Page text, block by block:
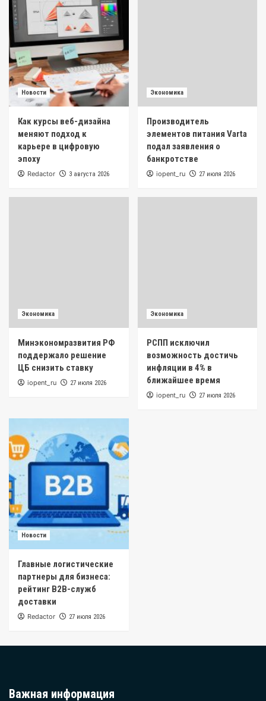
Новости
Как курсы веб-дизайна
меняют подход к
карьере в цифровую
эпоху
Redactor 3 августа 2026
Экономика
Производитель
элементов питания Varta
подал заявления о
банкротстве
iopent_ru 27 июля 2026
Экономика
Минэкономразвития РФ
поддержало решение
ЦБ снизить ставку
iopent_ru 27 июля 2026
Экономика
РСПП исключил
возможность достичь
инфляции в 4% в
ближайшее время
iopent_ru 27 июля 2026
Новости
Главные логистические
партнеры для бизнеса:
рейтинг B2B-служб
доставки
Redactor 27 июля 2026
Важная информация